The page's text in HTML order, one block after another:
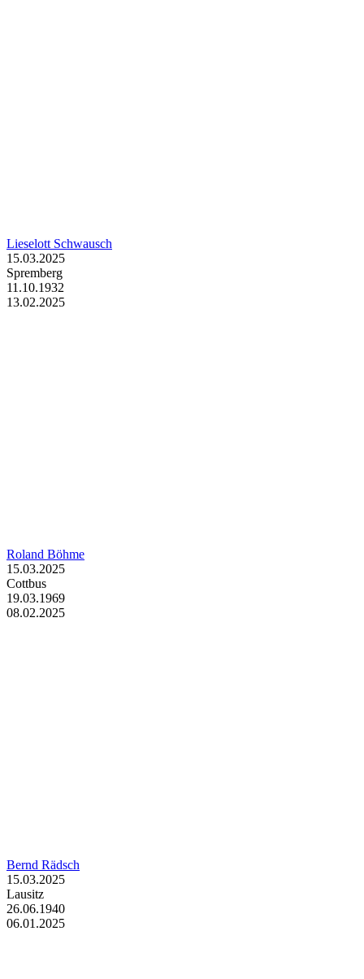
Lieselott Schwausch
15.03.2025
Spremberg
11.10.1932
13.02.2025
Roland Böhme
15.03.2025
Cottbus
19.03.1969
08.02.2025
Bernd Rädsch
15.03.2025
Lausitz
26.06.1940
06.01.2025